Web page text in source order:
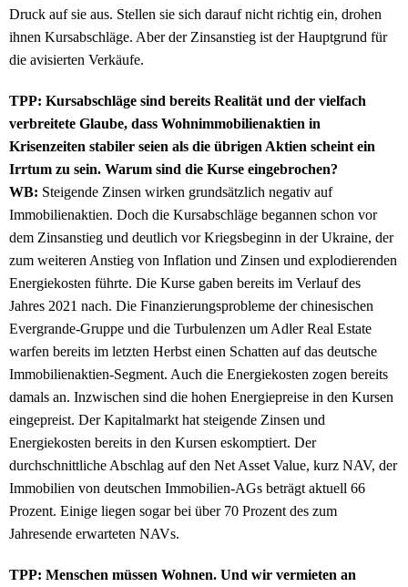
Druck auf sie aus. Stellen sie sich darauf nicht richtig ein, drohen
ihnen Kursabschläge. Aber der Zinsanstieg ist der Hauptgrund für
die avisierten Verkäufe.
TPP: Kursabschläge sind bereits Realität und der vielfach
verbreitete Glaube, dass Wohnimmobilienaktien in
Krisenzeiten stabiler seien als die übrigen Aktien scheint ein
Irrtum zu sein. Warum sind die Kurse eingebrochen?
WB: Steigende Zinsen wirken grundsätzlich negativ auf
Immobilienaktien. Doch die Kursabschläge begannen schon vor
dem Zinsanstieg und deutlich vor Kriegsbeginn in der Ukraine, der
zum weiteren Anstieg von Inflation und Zinsen und explodierenden
Energiekosten führte. Die Kurse gaben bereits im Verlauf des
Jahres 2021 nach. Die Finanzierungsprobleme der chinesischen
Evergrande-Gruppe und die Turbulenzen um Adler Real Estate
warfen bereits im letzten Herbst einen Schatten auf das deutsche
Immobilienaktien-Segment. Auch die Energiekosten zogen bereits
damals an. Inzwischen sind die hohen Energiepreise in den Kursen
eingepreist. Der Kapitalmarkt hat steigende Zinsen und
Energiekosten bereits in den Kursen eskomptiert. Der
durchschnittliche Abschlag auf den Net Asset Value, kurz NAV, der
Immobilien von deutschen Immobilien-AGs beträgt aktuell 66
Prozent. Einige liegen sogar bei über 70 Prozent des zum
Jahresende erwarteten NAVs.
TPP: Menschen müssen Wohnen. Und wir vermieten an